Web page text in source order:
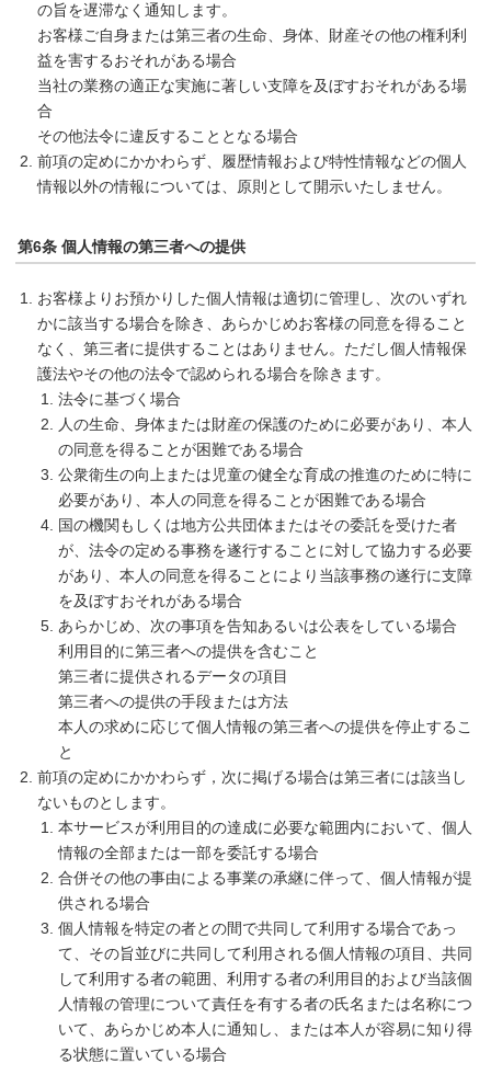
の旨を遅滞なく通知します。
お客様ご自身または第三者の生命、身体、財産その他の権利利
益を害するおそれがある場合
当社の業務の適正な実施に著しい支障を及ぼすおそれがある場
合
その他法令に違反することとなる場合
前項の定めにかかわらず、履歴情報および特性情報などの個人
情報以外の情報については、原則として開示いたしません。
第6条 個人情報の第三者への提供
お客様よりお預かりした個人情報は適切に管理し、次のいずれ
かに該当する場合を除き、あらかじめお客様の同意を得ること
なく、第三者に提供することはありません。ただし個人情報保
護法やその他の法令で認められる場合を除きます。
法令に基づく場合
人の生命、身体または財産の保護のために必要があり、本人
の同意を得ることが困難である場合
公衆衛生の向上または児童の健全な育成の推進のために特に
必要があり、本人の同意を得ることが困難である場合
国の機関もしくは地方公共団体またはその委託を受けた者
が、法令の定める事務を遂行することに対して協力する必要
があり、本人の同意を得ることにより当該事務の遂行に支障
を及ぼすおそれがある場合
あらかじめ、次の事項を告知あるいは公表をしている場合
利用目的に第三者への提供を含むこと
第三者に提供されるデータの項目
第三者への提供の手段または方法
本人の求めに応じて個人情報の第三者への提供を停止するこ
と
前項の定めにかかわらず，次に掲げる場合は第三者には該当し
ないものとします。
本サービスが利用目的の達成に必要な範囲内において、個人
情報の全部または一部を委託する場合
合併その他の事由による事業の承継に伴って、個人情報が提
供される場合
個人情報を特定の者との間で共同して利用する場合であっ
て、その旨並びに共同して利用される個人情報の項目、共同
して利用する者の範囲、利用する者の利用目的および当該個
人情報の管理について責任を有する者の氏名または名称につ
いて、あらかじめ本人に通知し、または本人が容易に知り得
る状態に置いている場合